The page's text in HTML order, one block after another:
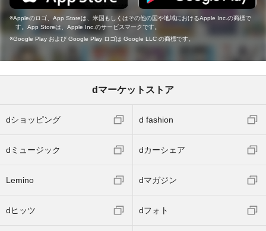
Appleのロゴ、App Storeは、米国もしくはその他の国や地域におけるApple Inc.の商標で
す。App Storeは、Apple Inc.のサービスマークです。
Google Play および Google Play ロゴは Google LLC の商標です。
dマーケットストア
dショッピング d fashion
dミュージック dカーシェア
Lemino dマガジン
dヒッツ dフォト